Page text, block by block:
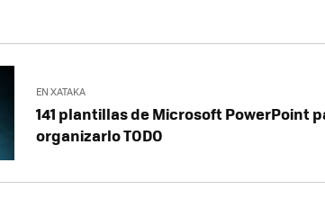
EN XATAKA
141 plantillas de Microsoft PowerPoint
organizarlo TODO